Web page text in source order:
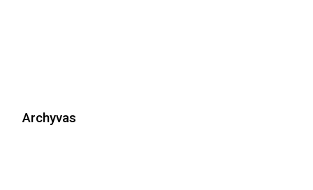
Archyvas